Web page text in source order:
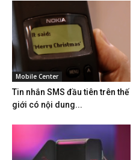
Mobile Center
Tin nhắn SMS đầu tiên trên thế
giới có nội dung...